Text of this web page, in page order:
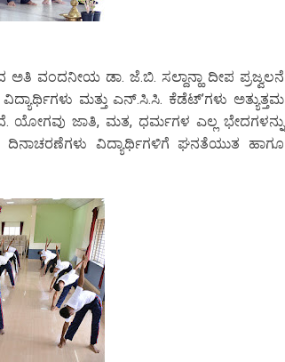
ವಂದನೀಯ ಡಾ. ಜೆ.ಬಿ. ಸಲ್ದಾನ್ಹಾ ದೀಪ ಪ್ರಜ್ವಲನೆ
ಮತ್ತು ಎನ್.ಸಿ.ಸಿ. ಕೆಡೆಟ್’ಗಳು ಅತ್ಯುತ್ತಮ
ಯೋಗವು ಜಾತಿ, ಮತ, ಧರ್ಮಗಳ ಎಲ್ಲ ಭೇದಗಳನ್ನು
ದಿನಾಚರಣೆಗಳು ವಿದ್ಯಾರ್ಥಿಗಳಿಗೆ ಘನತೆಯುತ ಹಾಗೂ